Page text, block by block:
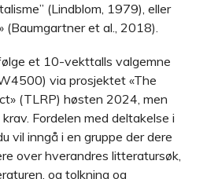
(Lindblom, 1979), eller
(Baumgartner et al., 2018).
et 10-vekttalls valgemne
via prosjektet «The
(TLRP) høsten 2024, men
Fordelen med deltakelse i
vil inngå i en gruppe der dere
over hverandres litteratursøk,
og tolkning og